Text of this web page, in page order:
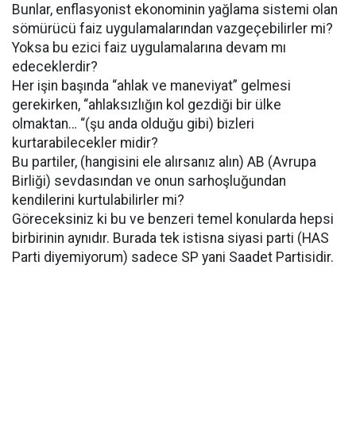
Bunlar, enflasyonist ekonominin yağlama sistemi olan
sömürücü faiz uygulamalarından vazgeçebilirler mi?
Yoksa bu ezici faiz uygulamalarına devam mı
edeceklerdir?
Her işin başında “ahlak ve maneviyat” gelmesi
gerekirken, “ahlaksızlığın kol gezdiği bir ülke
olmaktan… “(şu anda olduğu gibi) bizleri
kurtarabilecekler midir?
Bu partiler, (hangisini ele alırsanız alın) AB (Avrupa
Birliği) sevdasından ve onun sarhoşluğundan
kendilerini kurtulabilirler mi?
Göreceksiniz ki bu ve benzeri temel konularda hepsi
birbirinin aynıdır. Burada tek istisna siyasi parti (HAS
Parti diyemiyorum) sadece SP yani Saadet Partisidir.